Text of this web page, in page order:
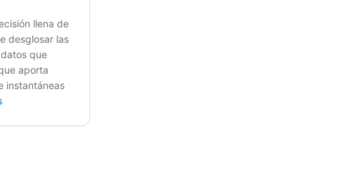
llena de
desglosar las
que
aporta
instantáneas